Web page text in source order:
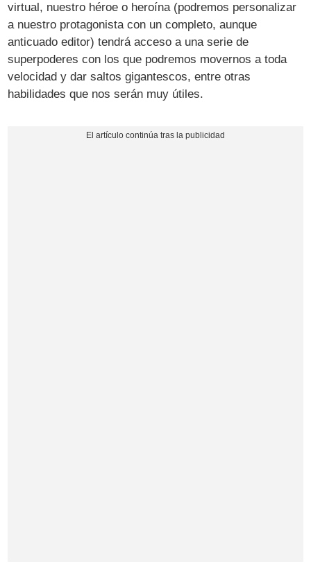
virtual, nuestro héroe o heroína (podremos personalizar
a nuestro protagonista con un completo, aunque
anticuado editor) tendrá acceso a una serie de
superpoderes con los que podremos movernos a toda
velocidad y dar saltos gigantescos, entre otras
habilidades que nos serán muy útiles.